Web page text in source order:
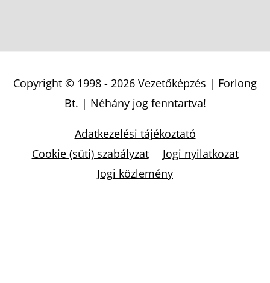
Copyright © 1998 - 2026 Vezetőképzés | Forlong
Bt. | Néhány jog fenntartva!
Adatkezelési tájékoztató
Cookie (süti) szabályzat
Jogi nyilatkozat
Jogi közlemény